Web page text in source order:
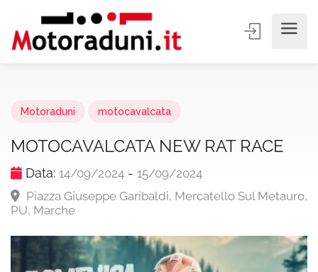
Motoraduni motocavalcata
MOTOCAVALCATA NEW RAT RACE
Data: 14/09/2024 - 15/09/2024
Piazza Giuseppe Garibaldi, Mercatello Sul Metauro,
PU, Marche